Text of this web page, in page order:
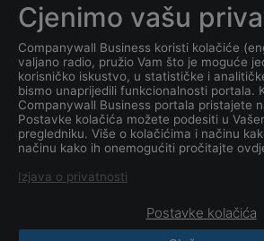
VUKA KARADŽIĆA BB
ZGRADA II ULAZ 3 "
Koji je datum osnivanja
tvrtkeSTAMBENA
UL. VUKA KARADŽIĆA
ZGRADA II ULAZ 3 "
Cjenimo vašu
Companywall Business koristi kolačiće
valjano radio, pružio Vam što je moguće
korisničko iskustvo, u statističke i
bismo unaprijedili funkcionalnosti portala.
Companywall Business portala pristajete
Postavke kolačića možete podesiti u
pregledniku. Više o kolačićima i načinu
načinu kako ih onemogućiti pročitajte
Izjava o privatnosti
Postavke kolačića